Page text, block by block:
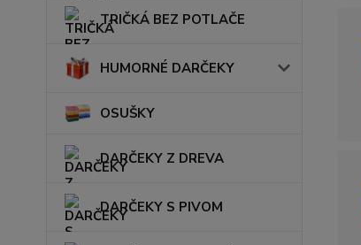
TRIČKÁ BEZ POTLAČE
HUMORNÉ DARČEKY
OSUŠKY
DARČEKY Z DREVA
DARČEKY S PIVOM